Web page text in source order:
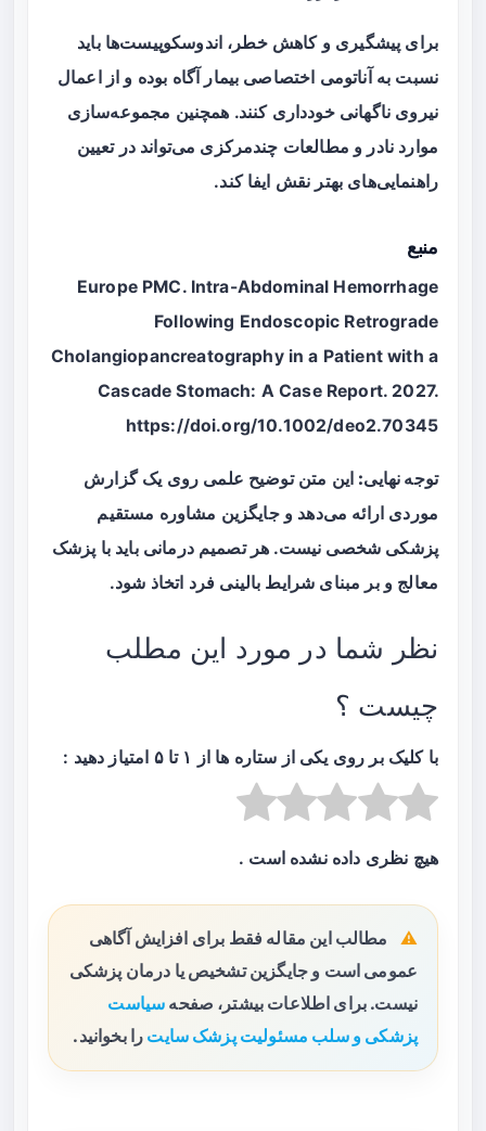
برای پیشگیری و کاهش خطر، اندوسکوپیست‌ها باید
نسبت به آناتومی اختصاصی بیمار آگاه بوده و از اعمال
نیروی ناگهانی خودداری کنند. همچنین مجموعه‌سازی
موارد نادر و مطالعات چندمرکزی می‌تواند در تعیین
راهنمایی‌های بهتر نقش ایفا کند.
منبع
Europe PMC. Intra-Abdominal Hemorrhage
Following Endoscopic Retrograde
Cholangiopancreatography in a Patient with a
Cascade Stomach: A Case Report. 2027.
https://doi.org/10.1002/deo2.70345
توجه نهایی: این متن توضیح علمی روی یک گزارش
موردی ارائه می‌دهد و جایگزین مشاوره مستقیم
پزشکی شخصی نیست. هر تصمیم درمانی باید با پزشک
معالج و بر مبنای شرایط بالینی فرد اتخاذ شود.
نظر شما در مورد این مطلب
چیست ؟
با کلیک بر روی یکی از ستاره ها از ۱ تا ۵ امتیاز دهید :
هیچ نظری داده نشده است .
مطالب این مقاله فقط برای افزایش آگاهی
عمومی است و جایگزین تشخیص یا درمان پزشکی
نیست. برای اطلاعات بیشتر، صفحه سیاست
پزشکی و سلب مسئولیت پزشک سایت را بخوانید.